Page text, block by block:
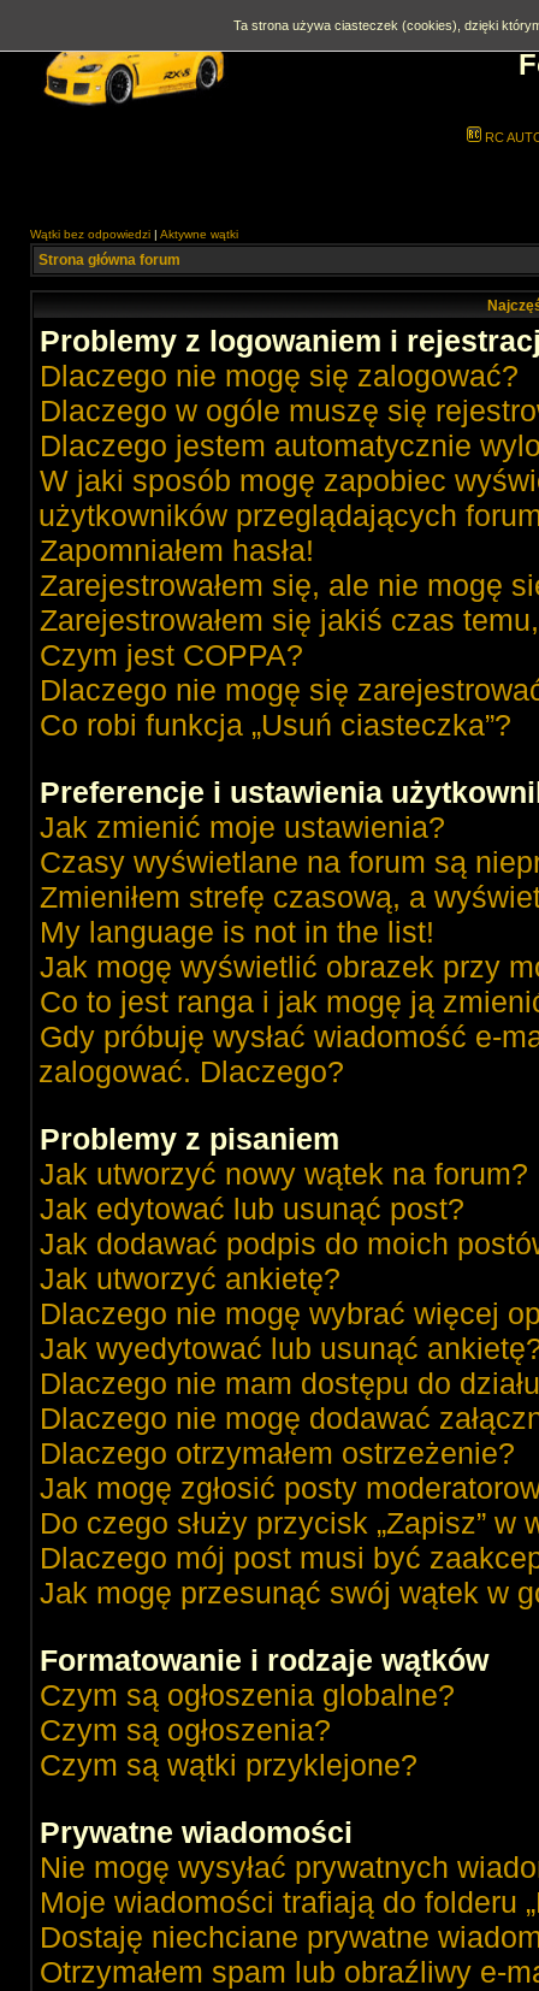
RC
Wątki bez odpowiedzi | Aktywne wątki
Strona główna forum
Problemy z logowaniem i
Dlaczego nie mogę się zalogować?
Dlaczego w ogóle muszę się
Dlaczego jestem automatycznie
W jaki sposób mogę zapobiec
użytkowników przeglądających
Zapomniałem hasła!
Zarejestrowałem się, ale nie mogę
Zarejestrowałem się jakiś czas
Czym jest COPPA?
Dlaczego nie mogę się
Co robi funkcja „Usuń ciasteczka”?
Preferencje i ustawienia
Jak zmienić moje ustawienia?
Czasy wyświetlane na forum są
Zmieniłem strefę czasową, a
My language is not in the list!
Jak mogę wyświetlić obrazek przy
Co to jest ranga i jak mogę ją
Gdy próbuję wysłać wiadomość e-
zalogować. Dlaczego?
Problemy z pisaniem
Jak utworzyć nowy wątek na forum?
Jak edytować lub usunąć post?
Jak dodawać podpis do moich
Jak utworzyć ankietę?
Dlaczego nie mogę wybrać więcej
Jak wyedytować lub usunąć
Dlaczego nie mam dostępu do
Dlaczego nie mogę dodawać
Dlaczego otrzymałem ostrzeżenie?
Jak mogę zgłosić posty
Do czego służy przycisk „Zapisz”
Dlaczego mój post musi być
Jak mogę przesunąć swój wątek w
Formatowanie i rodzaje wątków
Czym są ogłoszenia globalne?
Czym są ogłoszenia?
Czym są wątki przyklejone?
Prywatne wiadomości
Nie mogę wysyłać prywatnych
Moje wiadomości trafiają do folderu
Dostaję niechciane prywatne
Otrzymałem spam lub obraźliwy e-
Ta strona używa ciasteczek (cookies), dzięki